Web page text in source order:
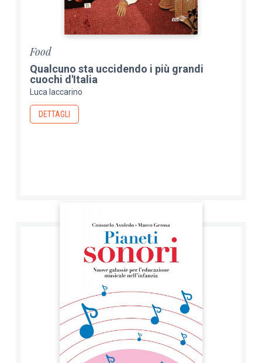
Food
Qualcuno sta uccidendo i più grandi
cuochi d'Italia
Luca Iaccarino
DETTAGLI